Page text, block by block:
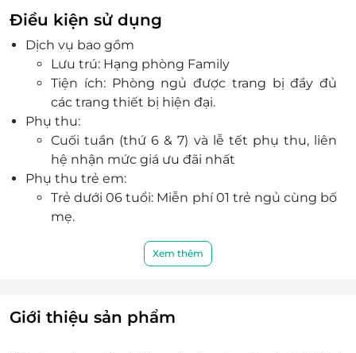
Vị trí thuận tiện khám phá Ninh Bình: Cách Tam
Cốc – Bích Động 1,2 km, Hang Múa 2,5 km, Cố đô
Hoa Lư 4 km, Tràng An 7 km.
Ưu đãi hấp dẫn khi đặt voucher qua LifeLink, đặt
phòng nhanh chóng, tiết kiệm chi phí cho
chuyến đi gia đình.
Điều kiện sử dụng
Dịch vụ bao gồm
Lưu trú: Hạng phòng Family
Tiện ích: Phòng ngủ được trang bị đầy đủ
các trang thiết bị hiện đại.
Phụ thu:
Cuối tuần (thứ 6 & 7) và lễ tết phụ thu, liên
hệ nhận mức giá ưu đãi nhất
Phụ thu trẻ em:
Trẻ dưới 06 tuổi: Miễn phí 01 trẻ ngủ cùng bố
mẹ.
VND/trẻ/đêm, bao gồm ăn sáng.
Phụ thu người lớn:
Phòng Family: Phụ thu 250.000
Xem thêm
Giới thiệu sản phẩm